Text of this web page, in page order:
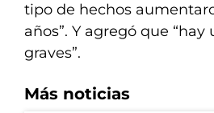
tipo de hechos
años”. Y agregó que
graves”.
Más noticias